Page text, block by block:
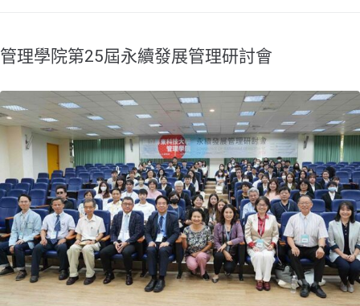
管理學院第25屆永續發展管理研討會